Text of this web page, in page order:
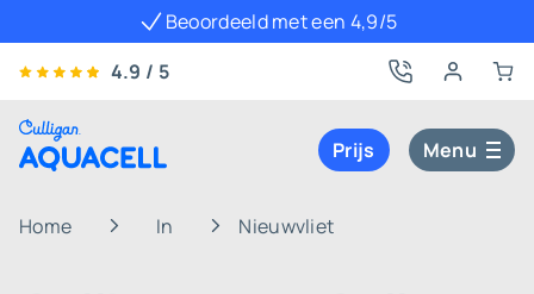
Beoordeeld met een 4,9/5
4.9 / 5
Prijs Menu
Home In Nieuwvliet